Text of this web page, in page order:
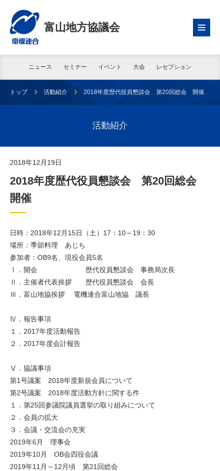
富山地方協議会
ニュース セミナー イベント 大会 レセプション
トップ 活動紹介 2018年度歴代役員懇談会 第20回総会 開催
活動紹介
2018年12月19日
2018年度歴代役員懇談会 第20回総会
開催
日時：2018年12月15日（土）17：10～19：30
場所：季節料理 あじち
参加者：OB9名、現役会員5名
Ⅰ．開会 歴代役員懇談会 事務局次長
Ⅱ．主催者代表挨拶 歴代役員懇談会 会長
Ⅲ．富山地協挨拶 電機連合富山地協 議長
Ⅳ．報告事項
１．2017年度活動報告
２．2017年度会計報告
Ⅴ．協議事項
第1号議案 2018年度新規会員について
第2号議案 2018年度活動方針に関する件
１．第25回参議院議員選挙の取り組みについて
２．会員の拡大
３．会議・交流会の充実
2019年6月 理事会
2019年10月 OB会四役会議
2019年11月～12月頃 第21回総会